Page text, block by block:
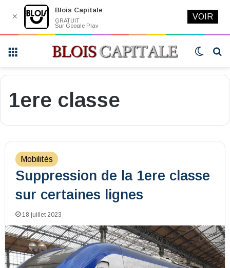
Switch
1ere classe
Mobilités
Suppression de la 1ere classe
sur certaines lignes
18 juillet 2023
✕
Blois Capitale
GRATUIT
Sur Google Play
VOIR